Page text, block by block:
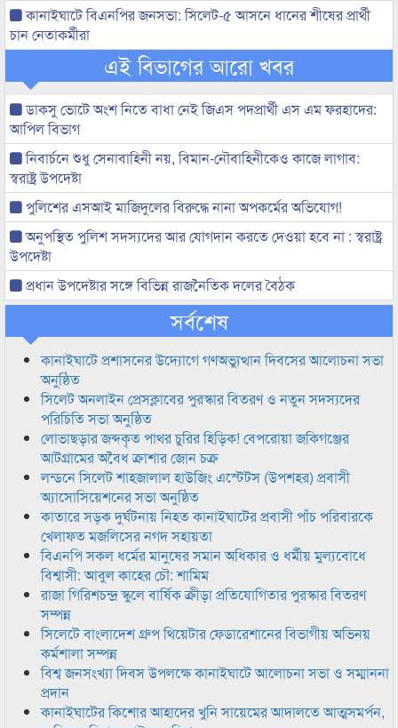
কানাইঘাটে বিএনপির জনসভা: সিলেট-৫ আসনে ধানের শীষের প্রার্থী
চান নেতাকর্মীরা
এই বিভাগের আরো খবর
ডাকসু ভোটে অংশ নিতে বাধা নেই জিএস পদপ্রার্থী এস এম ফরহাদের:
আপিল বিভাগ
নিবার্চনে শুধু সেনাবাহিনী নয়, বিমান-নৌবাহিনীকেও কাজে লাগাব:
স্বরাষ্ট্র উপদেষ্টা
পুলিশের এসআই মাজিদুলের বিরুদ্ধে নানা অপকর্মের অভিযোগ!
অনুপস্থিত পুলিশ সদস্যদের আর যোগদান করতে দেওয়া হবে না : স্বরাষ্ট্র
উপদেষ্টা
প্রধান উপদেষ্টার সঙ্গে বিভিন্ন রাজনৈতিক দলের বৈঠক
সর্বশেষ
কানাইঘাটে প্রশাসনের উদ্যোগে গণঅভ্যুত্থান দিবসের আলোচনা সভা
অনুষ্ঠিত
সিলেট অনলাইন প্রেসক্লাবের পুরস্কার বিতরণ ও নতুন সদস্যদের
পরিচিতি সভা অনুষ্ঠিত
লোভাছড়ার জব্দকৃত পাথর চুরির হিড়িক! বেপরোয়া জকিগঞ্জের
আটগ্রামের অবৈধ ক্রাশার জোন চক্র
লন্ডনে সিলেট শাহজালাল হাউজিং এস্টেটস (উপশহর) প্রবাসী
অ্যাসোসিয়েশনের সভা অনুষ্ঠিত
কাতারে সড়ক দুর্ঘটনায় নিহত কানাইঘাটের প্রবাসী পাঁচ পরিবারকে
খেলাফত মজলিসের নগদ সহায়তা
বিএনপি সকল ধর্মের মানুষের সমান অধিকার ও ধর্মীয় মুল্যবোধে
বিশ্বাসী: আবুল কাহের চৌ: শামিম
রাজা গিরিশচন্দ্র স্কুলে বার্ষিক ক্রীড়া প্রতিযোগিতার পুরস্কার বিতরণ
সম্পন্ন
সিলেটে বাংলাদেশ গ্রুপ থিয়েটার ফেডারেশানের বিভাগীয় অভিনয়
কর্মশালা সম্পন্ন
বিশ্ব জনসংখ্যা দিবস উপলক্ষে কানাইঘাটে আলোচনা সভা ও সম্মাননা
প্রদান
কানাইঘাটের কিশোর আহাদের খুনি সায়েমের আদালতে আত্মসমর্পন,